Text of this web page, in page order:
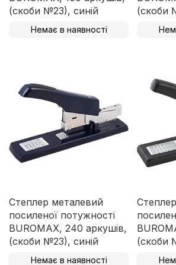
(скоби №23), синій
Немає в наявності
(скоби
Степлер металевий
посиленої потужності
BUROMAX, 240 аркушів,
(скоби №23), синій
Немає в наявності
(скоби